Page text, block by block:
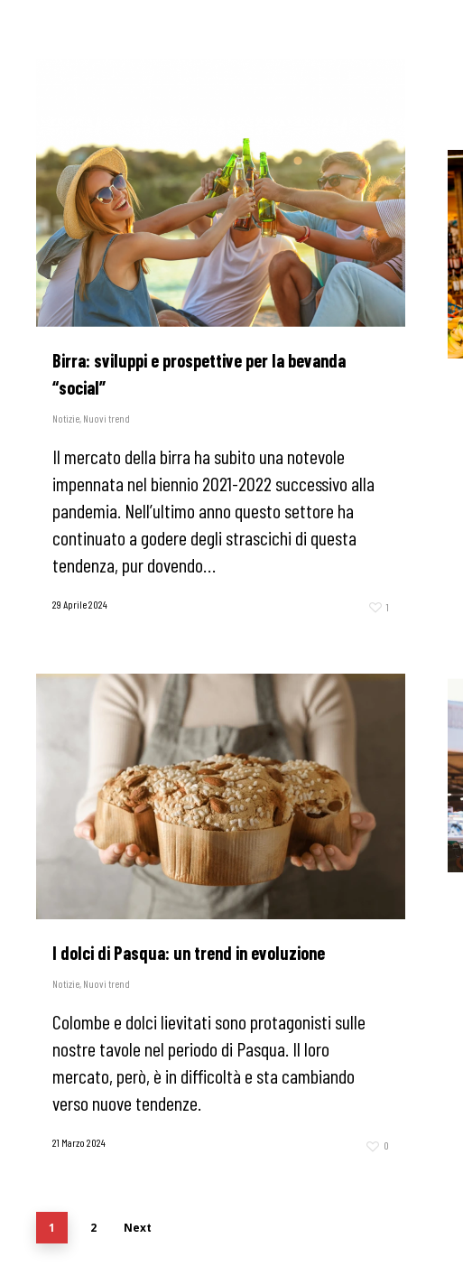
Birra: sviluppi e prospettive per la bevanda
“social”
Notizie, Nuovi trend
Il mercato della birra ha subito una notevole
impennata nel biennio 2021-2022 successivo alla
pandemia. Nell’ultimo anno questo settore ha
continuato a godere degli strascichi di questa
tendenza, pur dovendo…
29 Aprile 2024 1
I dolci di Pasqua: un trend in evoluzione
Notizie, Nuovi trend
Colombe e dolci lievitati sono protagonisti sulle
nostre tavole nel periodo di Pasqua. Il loro
mercato, però, è in difficoltà e sta cambiando
verso nuove tendenze.
21 Marzo 2024 0
1 2 Next